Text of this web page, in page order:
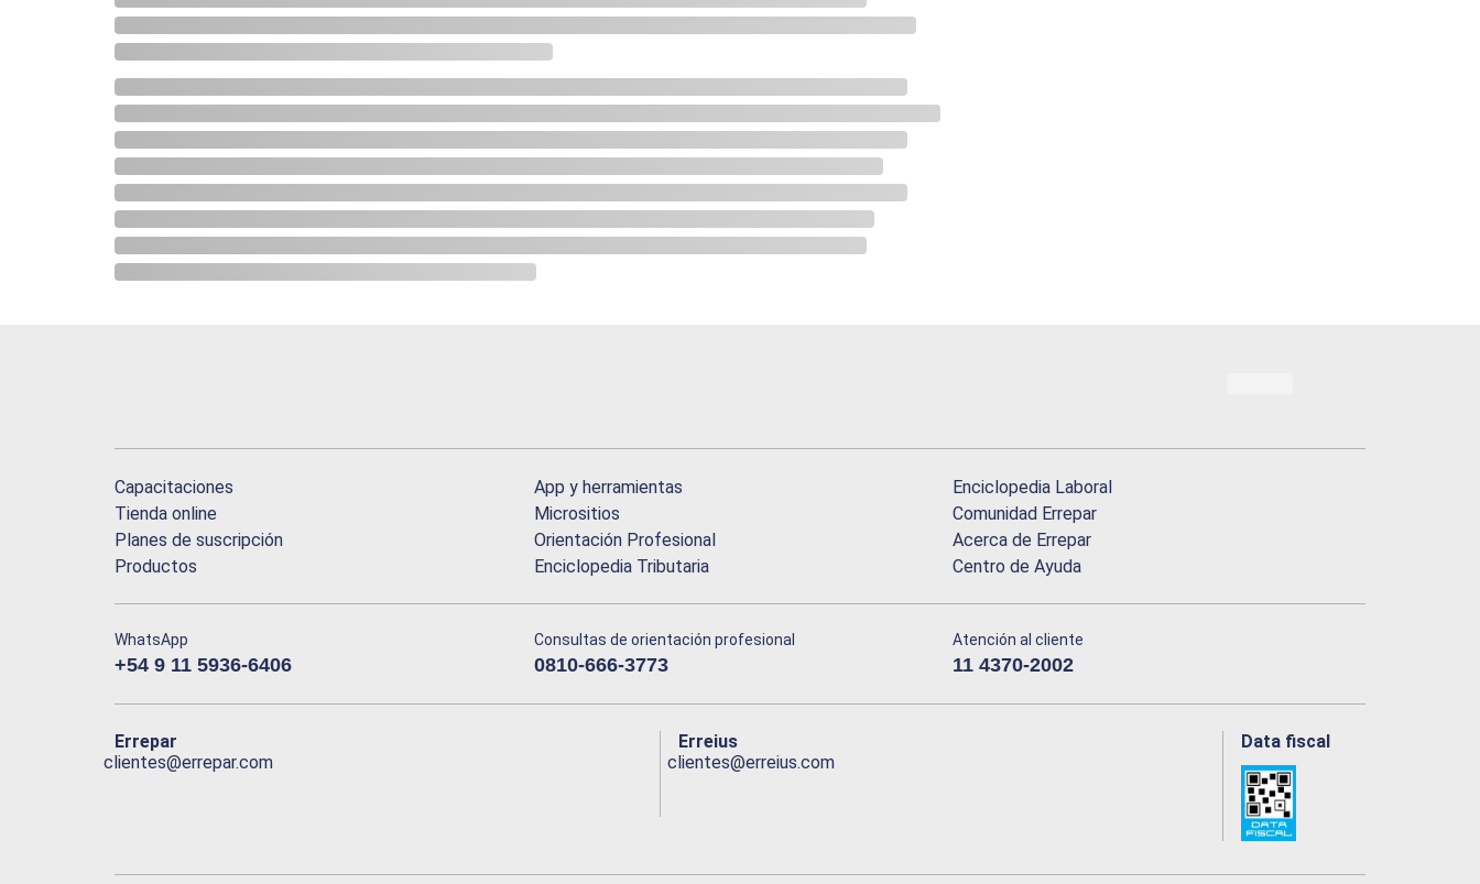
Capacitaciones
Tienda online
Planes de suscripción
Productos
App y herramientas
Micrositios
Orientación Profesional
Enciclopedia Tributaria
Enciclopedia Laboral
Comunidad Errepar
Acerca de Errepar
Centro de Ayuda
WhatsApp
+54 9 11 5936-6406
Consultas de orientación profesional
0810-666-3773
Atención al cliente
11 4370-2002
Errepar
clientes@errepar.com
Erreius
clientes@erreius.com
Data fiscal